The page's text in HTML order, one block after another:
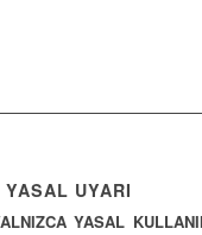
UYARI
YASAL